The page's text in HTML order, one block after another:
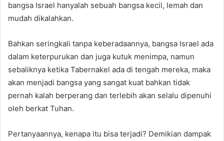
bangsa Israel hanyalah sebuah bangsa kecil, lemah dan
mudah dikalahkan.
Bahkan seringkali tanpa keberadaannya, bangsa Israel ada
dalam keterpurukan dan juga kutuk menimpa, namun
sebaliknya ketika Tabernakel ada di tengah mereka, maka
akan menjadi bangsa yang sangat kuat bahkan tidak
pernah kalah berperang dan terlebih akan selalu dipenuhi
oleh berkat Tuhan.
Pertanyaannya, kenapa itu bisa terjadi? Demikian dampak